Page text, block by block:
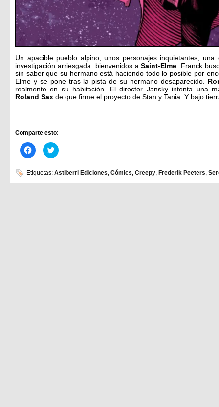
Un apacible pueblo alpino, unos personajes inquietantes,
investigación arriesgada: bienvenidos aSaint-Elme . Franck
sin saber que su hermano está haciendo todo lo posible por
Elme y se pone tras la pista de su hermano desaparecido.
realmente en su habitación. El director Jansky intenta una
Roland Sax de que firme el proyecto de Stan y Tania. Y bajo
Comparte esto:
Haz
clic
en
Facebook
(Se
Haz
clic
en
(Se
Etiquetas: Astiberri Ediciones, Cómics, Creepy, Frederik Peeters,